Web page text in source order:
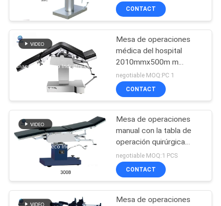
Lámpara del
examen médico
Mesa de
operaciones manual
CONTACT
Mesa de operaciones
médica del hospital
2010mmx500m m
multifuncionales
negotiable MOQ:PC 1
CONTACT
Mesa de operaciones
manual con la tabla de
operación quirúrgica
hidráulica de la función
de elevación
negotiable MOQ:1 PCS
CONTACT
Mesa de operaciones